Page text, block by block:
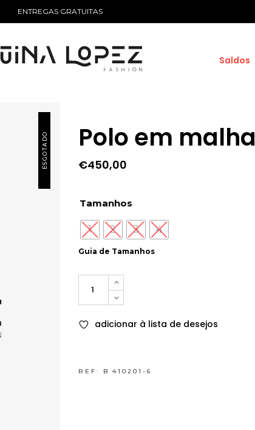
ENTREGAS GRATUITAS
Saldos
ESGOTADO Polo em malha
€450,00
Guia de Tamanhos
Tamanhos
1 2 3 4
Quantity
adicionar à lista de desejos
REF: B 410201-6